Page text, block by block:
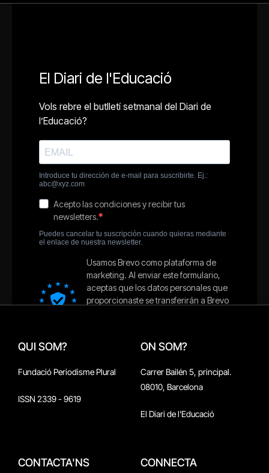
QUI SOM?
Fundació Periodisme Plural
ISSN 2339 - 9619
ON SOM?
Carrer Bailén 5, principal.
08010, Barcelona
El Diari de l'Educació
CONTACTA'NS CONNECTA